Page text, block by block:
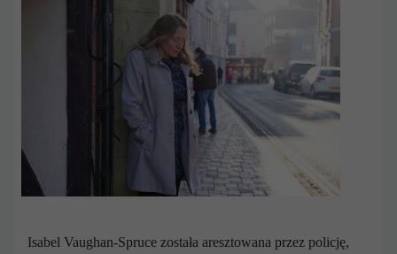
Isabel Vaughan-Spruce została aresztowana przez policję,